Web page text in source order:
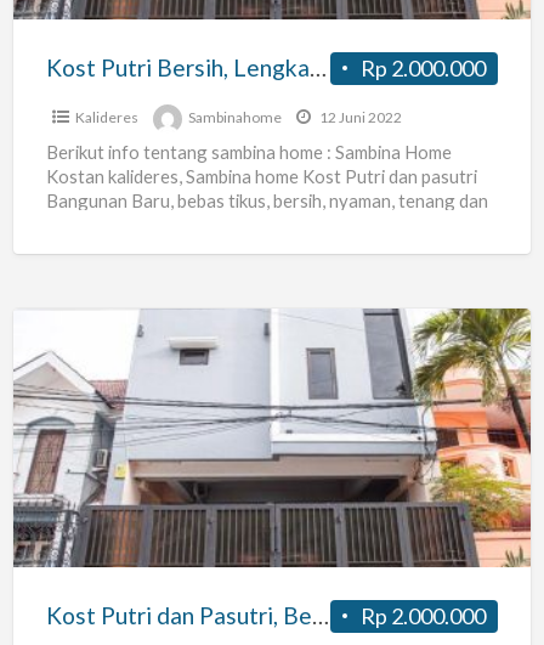
TV
Premium
Banyak
Untungnya
Rp 2.000.000
Kost Putri Bersih, Lengkap, Wifi Kenceng, TV Kabel Premium dan Banyak Untungnya
Kalideres Sambinahome 12 Juni 2022
Berikut info tentang sambina home : Sambina Home
Kostan kalideres, Sambina home Kost Putri dan pasutri
Bangunan Baru, bebas tikus, bersih, nyaman, tenang dan
Kost
Putri
dan
Pasutri,
Bersih,
Fasilitas
Lengkap,
Terjangkau
Rp 2.000.000
Kost Putri dan Pasutri, Bersih, Fasilitas Lengkap, Harga Terjangkau